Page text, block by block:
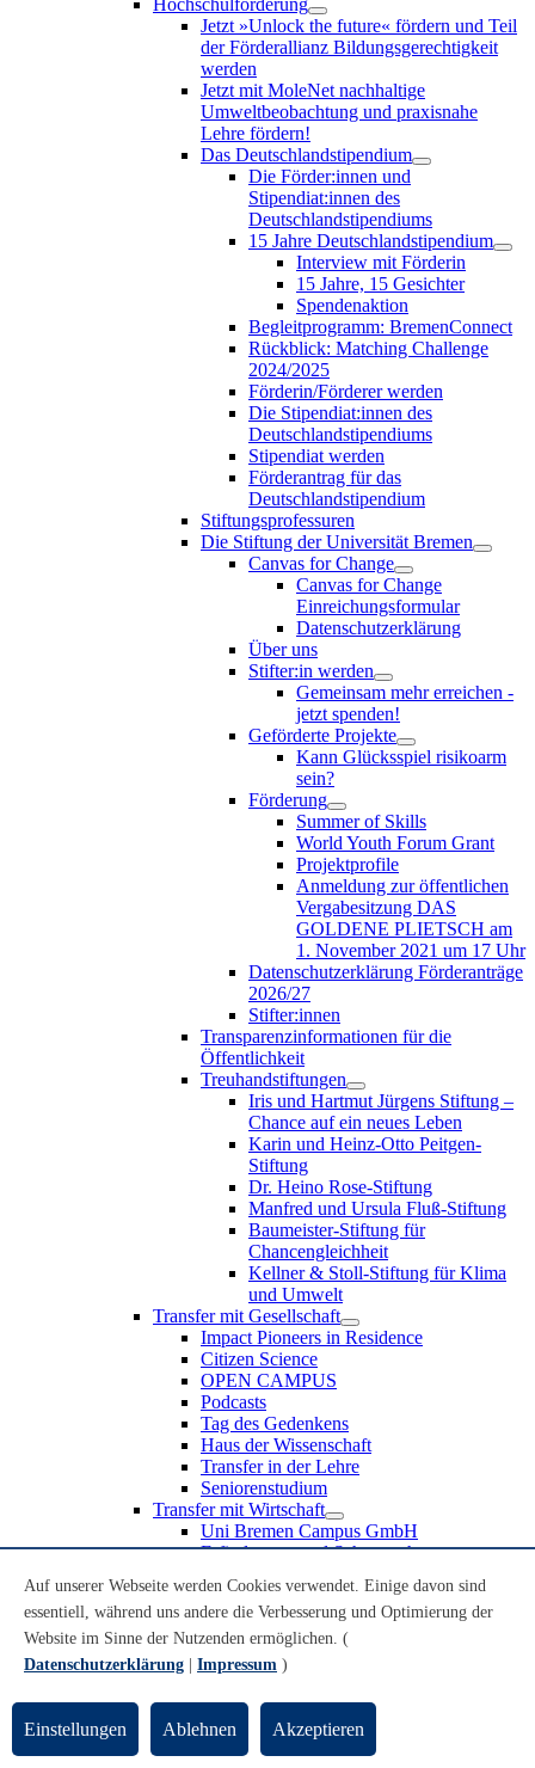
Jetzt »Unlock the future« fördern und Teil
der Förderallianz Bildungsgerechtigkeit
werden
Jetzt mit MoleNet nachhaltige
Umweltbeobachtung und praxisnahe
Lehre fördern!
Das Deutschlandstipendium
Die Förder:innen und
Stipendiat:innen des
Deutschlandstipendiums
15 Jahre Deutschlandstipendium
Interview mit Förderin
15 Jahre, 15 Gesichter
Spendenaktion
Begleitprogramm: BremenConnect
Rückblick: Matching Challenge
2024/2025
Förderin/Förderer werden
Die Stipendiat:innen des
Deutschlandstipendiums
Stipendiat werden
Förderantrag für das
Deutschlandstipendium
Stiftungsprofessuren
Die Stiftung der Universität Bremen
Canvas for Change
Canvas for Change
Einreichungsformular
Datenschutzerklärung
Über uns
Stifter:in werden
Gemeinsam mehr erreichen -
jetzt spenden!
Geförderte Projekte
Kann Glücksspiel risikoarm
sein?
Förderung
Summer of Skills
World Youth Forum Grant
Projektprofile
Anmeldung zur öffentlichen
Vergabesitzung DAS
GOLDENE PLIETSCH am
1. November 2021 um 17 Uhr
Datenschutzerklärung Förderanträge
2026/27
Stifter:innen
Transparenzinformationen für die
Öffentlichkeit
Treuhandstiftungen
Iris und Hartmut Jürgens Stiftung –
Chance auf ein neues Leben
Karin und Heinz-Otto Peitgen-
Stiftung
Dr. Heino Rose-Stiftung
Manfred und Ursula Fluß-Stiftung
Baumeister-Stiftung für
Chancengleichheit
Kellner & Stoll-Stiftung für Klima
und Umwelt
Transfer mit Gesellschaft
Impact Pioneers in Residence
Citizen Science
OPEN CAMPUS
Podcasts
Tag des Gedenkens
Haus der Wissenschaft
Transfer in der Lehre
Seniorenstudium
Transfer mit Wirtschaft
Uni Bremen Campus GmbH
Erfindungen und Schutzrechte
Recruiting an der Universität Bremen
Weiterbildung an der Universität Bremen
Transfer mit Schule
Schülerinnen und Schüler
Schulklassen
Lehrkräfte
Gründungsunterstützung
Auf unserer Webseite werden Cookies verwendet. Einige davon sind
essentiell, während uns andere die Verbesserung und Optimierung der
Website im Sinne der Nutzenden ermöglichen. (
Datenschutzerklärung
Impressum )
Einstellungen Ablehnen Akzeptieren